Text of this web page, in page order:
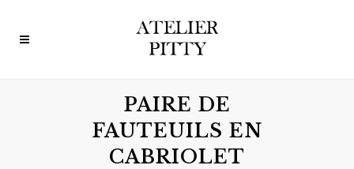
PAIRE DE
FAUTEUILS EN
CABRIOLET